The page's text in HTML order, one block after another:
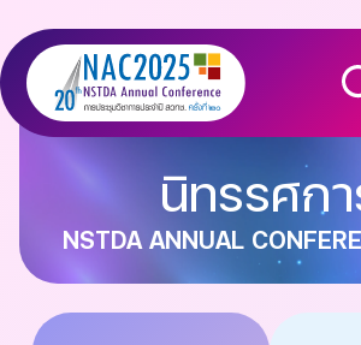
นิทรรศก
NSTDA ANNUAL